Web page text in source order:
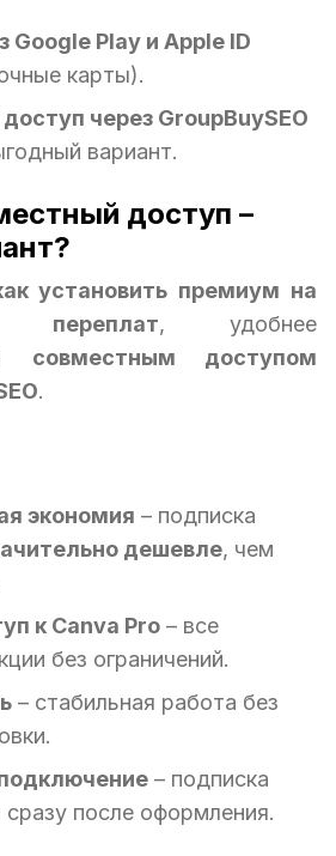
Google Play и Apple ID
карты).
через GroupBuySEO
вариант.
доступ –
установить премиум на
, удобнее
совместным доступом
.
экономия – подписка
дешевле, чем
к Canva Pro – все
без ограничений.
– стабильная работа без
– подписка
сразу после оформления.